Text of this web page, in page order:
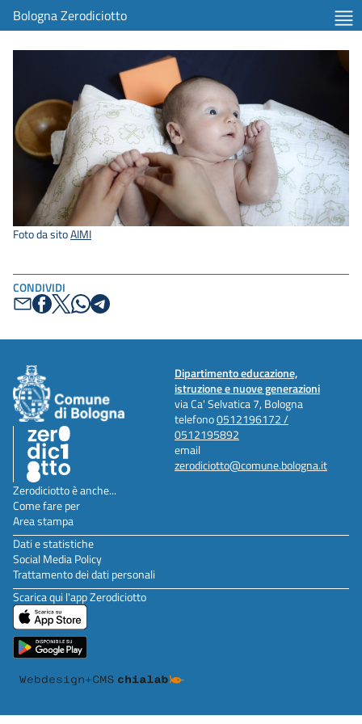
Bologna Zerodiciotto
CONDIVIDI
Foto da sitoAIMI
Dipartimento educazione,
istruzione e nuove generazioni
via Ca' Selvatica 7, Bologna
telefono0512196172 /
0512195892
email
zerodiciotto@comune.bologna.it
Zerodiciotto è anche...
Come fare per
Area stampa
Dati e statistiche
Social Media Policy
Trattamento dei dati personali
Scarica qui l'app Zerodiciotto